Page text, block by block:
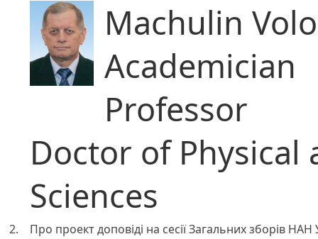
Machulin
Academician
Professor
Doctor of
Sciences
2. Про проект доповіді на сесії Загальних зборів НАН